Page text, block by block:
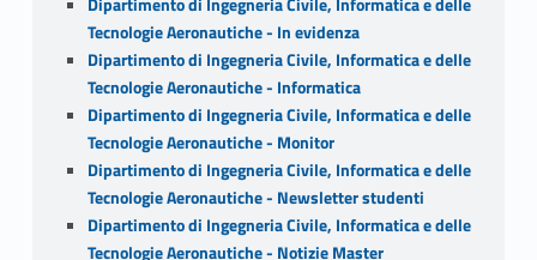
Tecnologie Aeronautiche - In evidenza
Dipartimento di Ingegneria Civile, Informatica e delle
Tecnologie Aeronautiche - Informatica
Dipartimento di Ingegneria Civile, Informatica e delle
Tecnologie Aeronautiche - Monitor
Dipartimento di Ingegneria Civile, Informatica e delle
Tecnologie Aeronautiche - Newsletter studenti
Dipartimento di Ingegneria Civile, Informatica e delle
Tecnologie Aeronautiche - Notizie Master